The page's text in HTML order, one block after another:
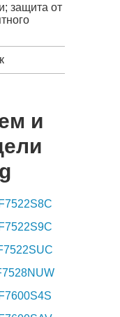
защита от
и